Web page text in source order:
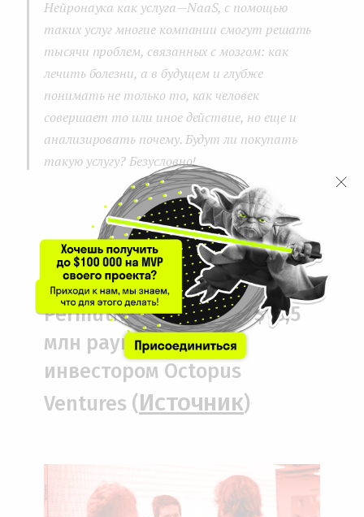
Нейронаука как услуга — NaaS, с помощью
таких услуг многие компании смогут решать
тысячи проблем, связанных с мозгом: как
лечить болезни, а в будущем и глубже
понимать не только то, как человек
совершает то или иное действие, но еще и
анализировать почему. Будут ли покупать
такую услугу? Безусловно!
...
4. Платформа для
управления данными СМИ
Permutive привлекла $18,5
млн раунда Б с лид-
инвестором Octopus
Ventures (Источник)